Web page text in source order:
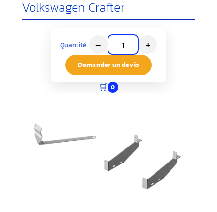
Volkswagen Crafter
Quantité – +
Demander un devis
🛒 0